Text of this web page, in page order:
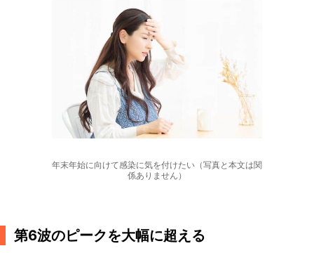
年末年始に向けて感染に気を付けたい（写真と本文は関
係ありません）
第6波のピークを大幅に超える